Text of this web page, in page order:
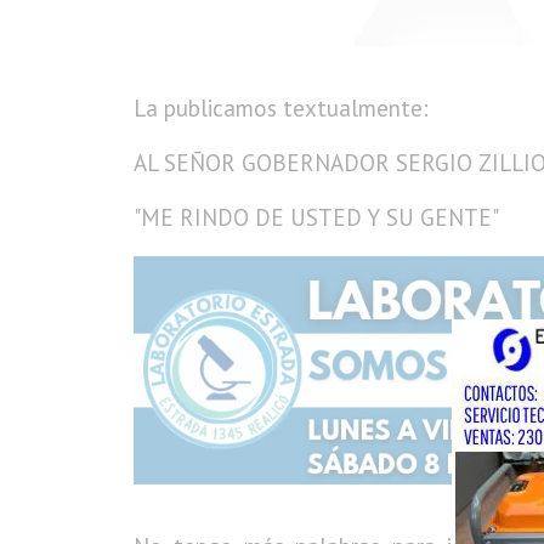
La publicamos textualmente:
AL SEÑOR GOBERNADOR SERGIO
"ME RINDO DE USTED Y SU GENTE"